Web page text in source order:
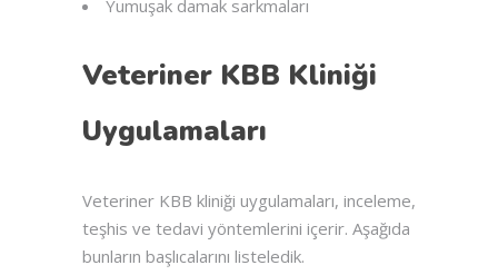
Yumuşak damak sarkmaları
Veteriner KBB Kliniği
Uygulamaları
Veteriner KBB kliniği uygulamaları, inceleme,
teşhis ve tedavi yöntemlerini içerir. Aşağıda
bunların başlıcalarını listeledik.